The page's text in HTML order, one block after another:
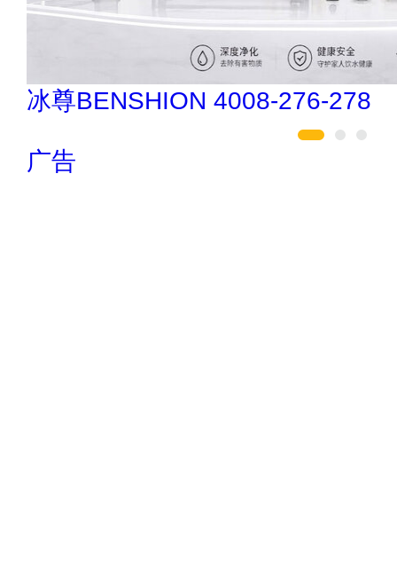
民兴电缆 400-188-3331
广告